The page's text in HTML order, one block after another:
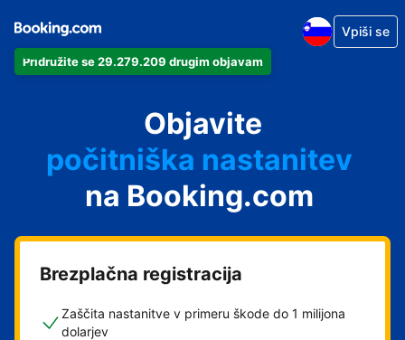
Pridružite se 29.279.209 drugim objavam
Vpiši se
Objavite
svoj apartma
svoj hotel
počitniška nastanitev
svoje gostišče
svoj B&B
na Booking.com
Brezplačna registracija
Zaščita nastanitve v primeru škode do 1 milijona
dolarjev